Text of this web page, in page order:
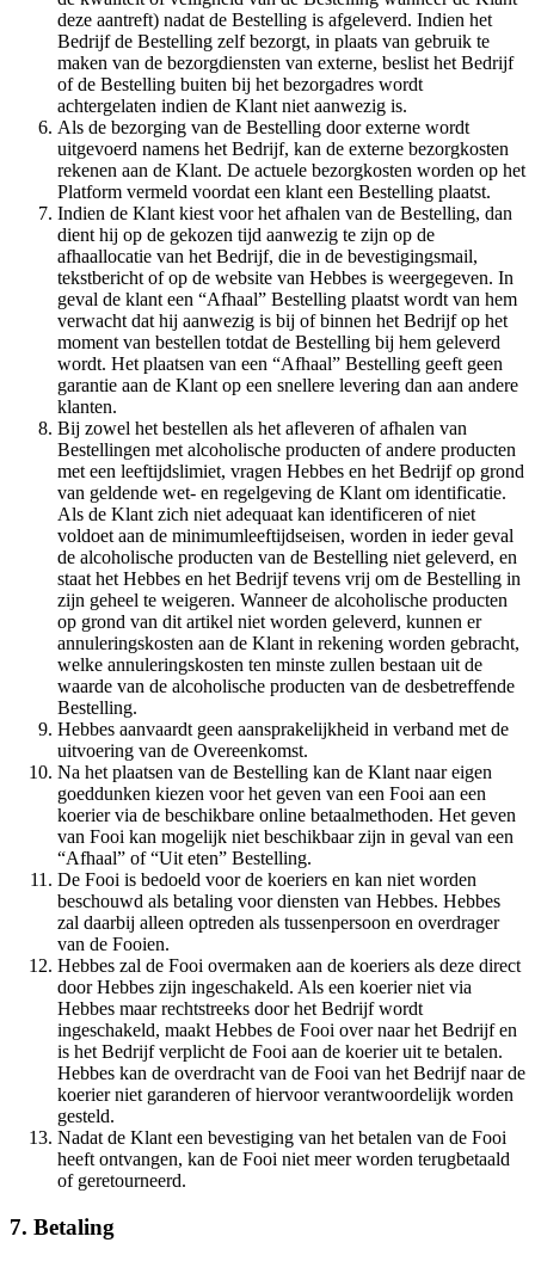
deze aantreft) nadat de Bestelling is afgeleverd. Indien het
Bedrijf de Bestelling zelf bezorgt, in plaats van gebruik te
maken van de bezorgdiensten van externe, beslist het Bedrijf
of de Bestelling buiten bij het bezorgadres wordt
achtergelaten indien de Klant niet aanwezig is. ​​​​‌ ‍ ​‍​‍‌‍ ‌ ​‍‌‍‍‌‌‍‌ ‌‍‍‌‌‍ ‍​‍​‍​ ‍‍​‍​‍‌ ​ ‌‍​‌‌‍ ‍‌‍‍‌‌ ‌​‌ ‍‌​‍ ‍‌‍‍‌‌‍ ​‍​‍​‍ ​​‍​‍‌‍‍​‌ ​‍‌‍‌‌‌‍‌‍​‍​‍​ ‍‍​‍​‍‌‍‍​‌ ‌​‌ ‌​‌ ​​​ ‍‍​‍ ​‍ ‌‍ ​‌‍ ‌‍​ ‌‍​‌‌‍ ​‌‍‍​‌‍ ‌ ​ ‌ ‌​​ ‍‍​ ​ ​ ​ ​ ​ ​ ​ ​‍ ‌‍‍‌‌‍ ‍‌ ‌​‌‍‌‌‌‍ ‍‌ ‌​​‍ ‌‍‌‌‌‍‌​‌‍‍‌‌ ‌​​‍ ‌‍ ‌‌‍ ‌‍‌​‌‍‌‌​ ‌‌ ​​‌ ​‍‌‍‌‌‌ ​ ‌‍‌‌‌‍ ‍‌ ‌​‌‍​‌‌ ‌​‌‍‍‌‌‍ ‌‍ ‍​ ‍ ‌‍‍‌‌‍‌​​ ‌‌‍‌​​ ​‍‌‍​‍​ ​​​ ​‍​ ‍​​ ​‌​ ‌​​‍ ‌‌‍‌​‌‍​‌​ ‍‌​ ​ ​‍ ‌​ ‌​​ ​‌‌‍‌‍​ ​‍​‍ ‌​ ‍‌‌‍‌‌​ ​‍​ ​‌​‍ ‌‌‍​‌‌‍‌‌‌‍‌‍​ ‌‌​ ​‍‌‍​‌‌‍​ ​ ​‌​ ​‌​ ​ ​ ​‍​ ​​​ ‍ ‌ ‌​‌ ‍‌‌ ​​‌‍‌‌​ ‌‌‍ ​‌‍‌‌‌‍‌ ‌‍​‌‌‍ ​‌‌​​‌‍​‌‌‍‌ ‌‍‌‌​ ‍ ‌ ​​‌‍​‌‌ ‌​‌‍‍​​ ‌‌‍​ ‌‍ ‌‍ ‍‌ ‌​‌‍‌‌‌‍ ‍‌ ‌​​‍‌‌​ ‌‌‌​​‍‌‌ ‌‍‍ ‌‍‌‌‌ ‍‌​‍‌‌​ ​ ‌​‌​​‍‌‌​ ​ ‌​‌​​‍‌‌​ ​‍​ ​‍​ ‌‍‌‍​‌​ ‌‌‌‍​‌​ ​‌​ ​ ​ ​​​ ​‍‌‍​ ‌‍‌‍‌‍​‌​ ​​​‍‌‌​ ​‍​ ​‍​‍‌‌​ ‌‌‌​‌​​‍ ‍‌‍​ ‌‍‍​‌‍‍‌‌‍ ​‌‍‌​‌ ​‍‌‍‌‌‌‍ ‍​‍‌‌​ ‌‌‌​​‍‌‌ ‌‍‍ ‌‍‌‌‌ ‍‌​‍‌‌​ ​ ‌​‌​​‍‌‌​ ​ ‌​‌​​‍‌‌​ ​‍​ ​‍‌‍​‍‌‍​‌​ ‌‍​ ​ ‌‍‌‌‌‍​ ​ ‌‌​ ‍​​ ‌‌​ ​​​ ‌‌‌‍​‍​‍‌‌​ ​‍​ ​‍​‍‌‌​ ‌‌‌​‌​​‍ ‍‌ ‌​‌‍‌‌‌ ‍​‌ ‌​​ ‌‍​‍‌‍​‌‌ ​ ‌‍‌‌‌‌‌‌‌ ​‍‌‍ ​​ ‌‌‍‍​‌ ‌​‌ ‌​‌ ​​​‍‌‌​ ​ ‌​​‌​‍‌‌​ ​‍‌​‌‍​‍‌‌​ ​‍‌​‌‍‌‍ ​‌‍ ‌‍​ ‌‍​‌‌‍ ​‌‍‍​‌‍ ‌ ​ ‌ ‌​​‍‌‌​ ​ ‌​​‌​ ​ ​ ​ ​ ​ ​ ​ ​‍‌‍‌‍‍‌‌‍‌​​ ‌‌‍‌​​ ​‍‌‍​‍​ ​​​ ​‍​ ‍​​ ​‌​ ‌​​‍ ‌‌‍‌​‌‍​‌​ ‍‌​ ​ ​‍ ‌​ ‌​​ ​‌‌‍‌‍​ ​‍​‍ ‌​ ‍‌‌‍‌‌​ ​‍​ ​‌​‍ ‌‌‍​‌‌‍‌‌‌‍‌‍​ ‌‌​ ​‍‌‍​‌‌‍​ ​ ​‌​ ​‌​ ​ ​ ​‍​ ​​​‍‌‍‌ ‌​‌ ‍‌‌ ​​‌‍‌‌​ ‌‌‍ ​‌‍‌‌‌‍‌ ‌‍​‌‌‍ ​‌‌​​‌‍​‌‌‍‌ ‌‍‌‌​‍‌‍‌ ​​‌‍​‌‌ ‌​‌‍‍​​ ‌‌‍​ ‌‍ ‌‍ ‍‌ ‌​‌‍‌‌‌‍ ‍‌ ‌​​‍‌‌​ ‌‌‌​​‍‌‌ ‌‍‍ ‌‍‌‌‌ ‍‌​‍‌‌​ ​ ‌​‌​​‍‌‌​ ​ ‌​‌​​‍‌‌​ ​‍​ ​‍​ ‌‍‌‍​‌​ ‌‌‌‍​‌​ ​‌​ ​ ​ ​​​ ​‍‌‍​ ‌‍‌‍‌‍​‌​ ​​​‍‌‌​ ​‍​ ​‍​‍‌‌​ ‌‌‌​‌​​‍ ‍‌‍​ ‌‍‍​‌‍‍‌‌‍ ​‌‍‌​‌ ​‍‌‍‌‌‌‍ ‍​‍‌‌​ ‌‌‌​​‍‌‌ ‌‍‍ ‌‍‌‌‌ ‍‌​‍‌‌​ ​ ‌​‌​​‍‌‌​ ​ ‌​‌​​‍‌‌​ ​‍​ ​‍‌‍​‍‌‍​‌​ ‌‍​ ​ ‌‍‌‌‌‍​ ​ ‌‌​ ‍​​ ‌‌​ ​​​ ‌‌‌‍​‍​‍‌‌​ ​‍​ ​‍​‍‌‌​ ‌‌‌​‌​​‍ ‍‌ ‌​‌‍‌‌‌ ‍​‌ ‌​​‍‌‍‌ ​​‌‍‌‌‌ ​‍‌ ​ ‌ ​​‌‍‌‌‌‍​ ‌ ‌​‌‍‍‌‌ ‌‍‌‍‌‌​ ‌‌ ​​‌ ‌‌‌‍​‍‌‍ ​‌‍‍‌‌ ​ ‌‍‍​‌‍‌‌‌‍‌​​‍​‍‌ ‌
Als de bezorging van de Bestelling door externe wordt
uitgevoerd namens het Bedrijf, kan de externe bezorgkosten
rekenen aan de Klant. De actuele bezorgkosten worden op het
Platform vermeld voordat een klant een Bestelling plaatst.​​​​‌ ‍ ​‍​‍‌‍ ‌ ​‍‌‍‍‌‌‍‌ ‌‍‍‌‌‍ ‍​‍​‍​ ‍‍​‍​‍‌ ​ ‌‍​‌‌‍ ‍‌‍‍‌‌ ‌​‌ ‍‌​‍ ‍‌‍‍‌‌‍ ​‍​‍​‍ ​​‍​‍‌‍‍​‌ ​‍‌‍‌‌‌‍‌‍​‍​‍​ ‍‍​‍​‍‌‍‍​‌ ‌​‌ ‌​‌ ​​​ ‍‍​‍ ​‍ ‌‍ ​‌‍ ‌‍​ ‌‍​‌‌‍ ​‌‍‍​‌‍ ‌ ​ ‌ ‌​​ ‍‍​ ​ ​ ​ ​ ​ ​ ​ ​‍ ‌‍‍‌‌‍ ‍‌ ‌​‌‍‌‌‌‍ ‍‌ ‌​​‍ ‌‍‌‌‌‍‌​‌‍‍‌‌ ‌​​‍ ‌‍ ‌‌‍ ‌‍‌​‌‍‌‌​ ‌‌ ​​‌ ​‍‌‍‌‌‌ ​ ‌‍‌‌‌‍ ‍‌ ‌​‌‍​‌‌ ‌​‌‍‍‌‌‍ ‌‍ ‍​ ‍ ‌‍‍‌‌‍‌​​ ‌‌‍‌​​ ​‍‌‍​‍​ ​​​ ​‍​ ‍​​ ​‌​ ‌​​‍ ‌‌‍‌​‌‍​‌​ ‍‌​ ​ ​‍ ‌​ ‌​​ ​‌‌‍‌‍​ ​‍​‍ ‌​ ‍‌‌‍‌‌​ ​‍​ ​‌​‍ ‌‌‍​‌‌‍‌‌‌‍‌‍​ ‌‌​ ​‍‌‍​‌‌‍​ ​ ​‌​ ​‌​ ​ ​ ​‍​ ​​​ ‍ ‌ ‌​‌ ‍‌‌ ​​‌‍‌‌​ ‌‌‍ ​‌‍‌‌‌‍‌ ‌‍​‌‌‍ ​‌‌​​‌‍​‌‌‍‌ ‌‍‌‌​ ‍ ‌ ​​‌‍​‌‌ ‌​‌‍‍​​ ‌‌‍​ ‌‍ ‌‍ ‍‌ ‌​‌‍‌‌‌‍ ‍‌ ‌​​‍‌‌​ ‌‌‌​​‍‌‌ ‌‍‍ ‌‍‌‌‌ ‍‌​‍‌‌​ ​ ‌​‌​​‍‌‌​ ​ ‌​‌​​‍‌‌​ ​‍​ ​‍​ ‌‍​ ‌​​ ‌‌​ ‌ ​ ‌‍​ ‍​​ ‌​‌‍‌‌​ ‍‌​ ‌‍​ ‌‌​ ​‌​‍‌‌​ ​‍​ ​‍​‍‌‌​ ‌‌‌​‌​​‍ ‍‌‍​ ‌‍‍​‌‍‍‌‌‍ ​‌‍‌​‌ ​‍‌‍‌‌‌‍ ‍​‍‌‌​ ‌‌‌​​‍‌‌ ‌‍‍ ‌‍‌‌‌ ‍‌​‍‌‌​ ​ ‌​‌​​‍‌‌​ ​ ‌​‌​​‍‌‌​ ​‍​ ​‍‌‍​‍‌‍​‌​ ‌‍​ ​ ‌‍‌‌‌‍​ ​ ‌‌​ ‍​​ ‌‌​ ​​​ ‌‌‌‍​‍​‍‌‌​ ​‍​ ​‍​‍‌‌​ ‌‌‌​‌​​‍ ‍‌ ‌​‌‍‌‌‌ ‍​‌ ‌​​ ‌‍​‍‌‍​‌‌ ​ ‌‍‌‌‌‌‌‌‌ ​‍‌‍ ​​ ‌‌‍‍​‌ ‌​‌ ‌​‌ ​​​‍‌‌​ ​ ‌​​‌​‍‌‌​ ​‍‌​‌‍​‍‌‌​ ​‍‌​‌‍‌‍ ​‌‍ ‌‍​ ‌‍​‌‌‍ ​‌‍‍​‌‍ ‌ ​ ‌ ‌​​‍‌‌​ ​ ‌​​‌​ ​ ​ ​ ​ ​ ​ ​ ​‍‌‍‌‍‍‌‌‍‌​​ ‌‌‍‌​​ ​‍‌‍​‍​ ​​​ ​‍​ ‍​​ ​‌​ ‌​​‍ ‌‌‍‌​‌‍​‌​ ‍‌​ ​ ​‍ ‌​ ‌​​ ​‌‌‍‌‍​ ​‍​‍ ‌​ ‍‌‌‍‌‌​ ​‍​ ​‌​‍ ‌‌‍​‌‌‍‌‌‌‍‌‍​ ‌‌​ ​‍‌‍​‌‌‍​ ​ ​‌​ ​‌​ ​ ​ ​‍​ ​​​‍‌‍‌ ‌​‌ ‍‌‌ ​​‌‍‌‌​ ‌‌‍ ​‌‍‌‌‌‍‌ ‌‍​‌‌‍ ​‌‌​​‌‍​‌‌‍‌ ‌‍‌‌​‍‌‍‌ ​​‌‍​‌‌ ‌​‌‍‍​​ ‌‌‍​ ‌‍ ‌‍ ‍‌ ‌​‌‍‌‌‌‍ ‍‌ ‌​​‍‌‌​ ‌‌‌​​‍‌‌ ‌‍‍ ‌‍‌‌‌ ‍‌​‍‌‌​ ​ ‌​‌​​‍‌‌​ ​ ‌​‌​​‍‌‌​ ​‍​ ​‍​ ‌‍​ ‌​​ ‌‌​ ‌ ​ ‌‍​ ‍​​ ‌​‌‍‌‌​ ‍‌​ ‌‍​ ‌‌​ ​‌​‍‌‌​ ​‍​ ​‍​‍‌‌​ ‌‌‌​‌​​‍ ‍‌‍​ ‌‍‍​‌‍‍‌‌‍ ​‌‍‌​‌ ​‍‌‍‌‌‌‍ ‍​‍‌‌​ ‌‌‌​​‍‌‌ ‌‍‍ ‌‍‌‌‌ ‍‌​‍‌‌​ ​ ‌​‌​​‍‌‌​ ​ ‌​‌​​‍‌‌​ ​‍​ ​‍‌‍​‍‌‍​‌​ ‌‍​ ​ ‌‍‌‌‌‍​ ​ ‌‌​ ‍​​ ‌‌​ ​​​ ‌‌‌‍​‍​‍‌‌​ ​‍​ ​‍​‍‌‌​ ‌‌‌​‌​​‍ ‍‌ ‌​‌‍‌‌‌ ‍​‌ ‌​​‍‌‍‌ ​​‌‍‌‌‌ ​‍‌ ​ ‌ ​​‌‍‌‌‌‍​ ‌ ‌​‌‍‍‌‌ ‌‍‌‍‌‌​ ‌‌ ​​‌ ‌‌‌‍​‍‌‍ ​‌‍‍‌‌ ​ ‌‍‍​‌‍‌‌‌‍‌​​‍​‍‌ ‌
Indien de Klant kiest voor het afhalen van de Bestelling, dan
dient hij op de gekozen tijd aanwezig te zijn op de
afhaallocatie van het Bedrijf, die in de bevestigingsmail,
tekstbericht of op de website van Hebbes is weergegeven. In
geval de klant een “Afhaal” Bestelling plaatst wordt van hem
verwacht dat hij aanwezig is bij of binnen het Bedrijf op het
moment van bestellen totdat de Bestelling bij hem geleverd
wordt. Het plaatsen van een “Afhaal” Bestelling geeft geen
garantie aan de Klant op een snellere levering dan aan andere
klanten. ​​​​‌ ‍ ​‍​‍‌‍ ‌ ​‍‌‍‍‌‌‍‌ ‌‍‍‌‌‍ ‍​‍​‍​ ‍‍​‍​‍‌ ​ ‌‍​‌‌‍ ‍‌‍‍‌‌ ‌​‌ ‍‌​‍ ‍‌‍‍‌‌‍ ​‍​‍​‍ ​​‍​‍‌‍‍​‌ ​‍‌‍‌‌‌‍‌‍​‍​‍​ ‍‍​‍​‍‌‍‍​‌ ‌​‌ ‌​‌ ​​​ ‍‍​‍ ​‍ ‌‍ ​‌‍ ‌‍​ ‌‍​‌‌‍ ​‌‍‍​‌‍ ‌ ​ ‌ ‌​​ ‍‍​ ​ ​ ​ ​ ​ ​ ​ ​‍ ‌‍‍‌‌‍ ‍‌ ‌​‌‍‌‌‌‍ ‍‌ ‌​​‍ ‌‍‌‌‌‍‌​‌‍‍‌‌ ‌​​‍ ‌‍ ‌‌‍ ‌‍‌​‌‍‌‌​ ‌‌ ​​‌ ​‍‌‍‌‌‌ ​ ‌‍‌‌‌‍ ‍‌ ‌​‌‍​‌‌ ‌​‌‍‍‌‌‍ ‌‍ ‍​ ‍ ‌‍‍‌‌‍‌​​ ‌‌‍‌​​ ​‍‌‍​‍​ ​​​ ​‍​ ‍​​ ​‌​ ‌​​‍ ‌‌‍‌​‌‍​‌​ ‍‌​ ​ ​‍ ‌​ ‌​​ ​‌‌‍‌‍​ ​‍​‍ ‌​ ‍‌‌‍‌‌​ ​‍​ ​‌​‍ ‌‌‍​‌‌‍‌‌‌‍‌‍​ ‌‌​ ​‍‌‍​‌‌‍​ ​ ​‌​ ​‌​ ​ ​ ​‍​ ​​​ ‍ ‌ ‌​‌ ‍‌‌ ​​‌‍‌‌​ ‌‌‍ ​‌‍‌‌‌‍‌ ‌‍​‌‌‍ ​‌‌​​‌‍​‌‌‍‌ ‌‍‌‌​ ‍ ‌ ​​‌‍​‌‌ ‌​‌‍‍​​ ‌‌‍​ ‌‍ ‌‍ ‍‌ ‌​‌‍‌‌‌‍ ‍‌ ‌​​‍‌‌​ ‌‌‌​​‍‌‌ ‌‍‍ ‌‍‌‌‌ ‍‌​‍‌‌​ ​ ‌​‌​​‍‌‌​ ​ ‌​‌​​‍‌‌​ ​‍​ ​‍‌‍‌‍​ ‌​​ ​‍‌‍‌‌‌‍‌‍​ ​ ​ ​‍‌‍‌‍‌‍‌‌​ ​‍‌‍‌‌​ ​ ​‍‌‌​ ​‍​ ​‍​‍‌‌​ ‌‌‌​‌​​‍ ‍‌‍​ ‌‍‍​‌‍‍‌‌‍ ​‌‍‌​‌ ​‍‌‍‌‌‌‍ ‍​‍‌‌​ ‌‌‌​​‍‌‌ ‌‍‍ ‌‍‌‌‌ ‍‌​‍‌‌​ ​ ‌​‌​​‍‌‌​ ​ ‌​‌​​‍‌‌​ ​‍​ ​‍‌‍​‍‌‍​‌​ ‌‍​ ​ ‌‍‌‌‌‍​ ​ ‌‌​ ‍​​ ‌‌​ ​​​ ‌‌‌‍​‍​‍‌‌​ ​‍​ ​‍​‍‌‌​ ‌‌‌​‌​​‍ ‍‌ ‌​‌‍‌‌‌ ‍​‌ ‌​​ ‌‍​‍‌‍​‌‌ ​ ‌‍‌‌‌‌‌‌‌ ​‍‌‍ ​​ ‌‌‍‍​‌ ‌​‌ ‌​‌ ​​​‍‌‌​ ​ ‌​​‌​‍‌‌​ ​‍‌​‌‍​‍‌‌​ ​‍‌​‌‍‌‍ ​‌‍ ‌‍​ ‌‍​‌‌‍ ​‌‍‍​‌‍ ‌ ​ ‌ ‌​​‍‌‌​ ​ ‌​​‌​ ​ ​ ​ ​ ​ ​ ​ ​‍‌‍‌‍‍‌‌‍‌​​ ‌‌‍‌​​ ​‍‌‍​‍​ ​​​ ​‍​ ‍​​ ​‌​ ‌​​‍ ‌‌‍‌​‌‍​‌​ ‍‌​ ​ ​‍ ‌​ ‌​​ ​‌‌‍‌‍​ ​‍​‍ ‌​ ‍‌‌‍‌‌​ ​‍​ ​‌​‍ ‌‌‍​‌‌‍‌‌‌‍‌‍​ ‌‌​ ​‍‌‍​‌‌‍​ ​ ​‌​ ​‌​ ​ ​ ​‍​ ​​​‍‌‍‌ ‌​‌ ‍‌‌ ​​‌‍‌‌​ ‌‌‍ ​‌‍‌‌‌‍‌ ‌‍​‌‌‍ ​‌‌​​‌‍​‌‌‍‌ ‌‍‌‌​‍‌‍‌ ​​‌‍​‌‌ ‌​‌‍‍​​ ‌‌‍​ ‌‍ ‌‍ ‍‌ ‌​‌‍‌‌‌‍ ‍‌ ‌​​‍‌‌​ ‌‌‌​​‍‌‌ ‌‍‍ ‌‍‌‌‌ ‍‌​‍‌‌​ ​ ‌​‌​​‍‌‌​ ​ ‌​‌​​‍‌‌​ ​‍​ ​‍‌‍‌‍​ ‌​​ ​‍‌‍‌‌‌‍‌‍​ ​ ​ ​‍‌‍‌‍‌‍‌‌​ ​‍‌‍‌‌​ ​ ​‍‌‌​ ​‍​ ​‍​‍‌‌​ ‌‌‌​‌​​‍ ‍‌‍​ ‌‍‍​‌‍‍‌‌‍ ​‌‍‌​‌ ​‍‌‍‌‌‌‍ ‍​‍‌‌​ ‌‌‌​​‍‌‌ ‌‍‍ ‌‍‌‌‌ ‍‌​‍‌‌​ ​ ‌​‌​​‍‌‌​ ​ ‌​‌​​‍‌‌​ ​‍​ ​‍‌‍​‍‌‍​‌​ ‌‍​ ​ ‌‍‌‌‌‍​ ​ ‌‌​ ‍​​ ‌‌​ ​​​ ‌‌‌‍​‍​‍‌‌​ ​‍​ ​‍​‍‌‌​ ‌‌‌​‌​​‍ ‍‌ ‌​‌‍‌‌‌ ‍​‌ ‌​​‍‌‍‌ ​​‌‍‌‌‌ ​‍‌ ​ ‌ ​​‌‍‌‌‌‍​ ‌ ‌​‌‍‍‌‌ ‌‍‌‍‌‌​ ‌‌ ​​‌ ‌‌‌‍​‍‌‍ ​‌‍‍‌‌ ​ ‌‍‍​‌‍‌‌‌‍‌​​‍​‍‌ ‌
Bij zowel het bestellen als het afleveren of afhalen van
Bestellingen met alcoholische producten of andere producten
met een leeftijdslimiet, vragen Hebbes en het Bedrijf op grond
van geldende wet- en regelgeving de Klant om identificatie.
Als de Klant zich niet adequaat kan identificeren of niet
voldoet aan de minimumleeftijdseisen, worden in ieder geval
de alcoholische producten van de Bestelling niet geleverd, en
staat het Hebbes en het Bedrijf tevens vrij om de Bestelling in
zijn geheel te weigeren. Wanneer de alcoholische producten
op grond van dit artikel niet worden geleverd, kunnen er
annuleringskosten aan de Klant in rekening worden gebracht,
welke annuleringskosten ten minste zullen bestaan uit de
waarde van de alcoholische producten van de desbetreffende
Bestelling. ​​​​‌ ‍ ​‍​‍‌‍ ‌ ​‍‌‍‍‌‌‍‌ ‌‍‍‌‌‍ ‍​‍​‍​ ‍‍​‍​‍‌ ​ ‌‍​‌‌‍ ‍‌‍‍‌‌ ‌​‌ ‍‌​‍ ‍‌‍‍‌‌‍ ​‍​‍​‍ ​​‍​‍‌‍‍​‌ ​‍‌‍‌‌‌‍‌‍​‍​‍​ ‍‍​‍​‍‌‍‍​‌ ‌​‌ ‌​‌ ​​​ ‍‍​‍ ​‍ ‌‍ ​‌‍ ‌‍​ ‌‍​‌‌‍ ​‌‍‍​‌‍ ‌ ​ ‌ ‌​​ ‍‍​ ​ ​ ​ ​ ​ ​ ​ ​‍ ‌‍‍‌‌‍ ‍‌ ‌​‌‍‌‌‌‍ ‍‌ ‌​​‍ ‌‍‌‌‌‍‌​‌‍‍‌‌ ‌​​‍ ‌‍ ‌‌‍ ‌‍‌​‌‍‌‌​ ‌‌ ​​‌ ​‍‌‍‌‌‌ ​ ‌‍‌‌‌‍ ‍‌ ‌​‌‍​‌‌ ‌​‌‍‍‌‌‍ ‌‍ ‍​ ‍ ‌‍‍‌‌‍‌​​ ‌‌‍‌​​ ​‍‌‍​‍​ ​​​ ​‍​ ‍​​ ​‌​ ‌​​‍ ‌‌‍‌​‌‍​‌​ ‍‌​ ​ ​‍ ‌​ ‌​​ ​‌‌‍‌‍​ ​‍​‍ ‌​ ‍‌‌‍‌‌​ ​‍​ ​‌​‍ ‌‌‍​‌‌‍‌‌‌‍‌‍​ ‌‌​ ​‍‌‍​‌‌‍​ ​ ​‌​ ​‌​ ​ ​ ​‍​ ​​​ ‍ ‌ ‌​‌ ‍‌‌ ​​‌‍‌‌​ ‌‌‍ ​‌‍‌‌‌‍‌ ‌‍​‌‌‍ ​‌‌​​‌‍​‌‌‍‌ ‌‍‌‌​ ‍ ‌ ​​‌‍​‌‌ ‌​‌‍‍​​ ‌‌‍​ ‌‍ ‌‍ ‍‌ ‌​‌‍‌‌‌‍ ‍‌ ‌​​‍‌‌​ ‌‌‌​​‍‌‌ ‌‍‍ ‌‍‌‌‌ ‍‌​‍‌‌​ ​ ‌​‌​​‍‌‌​ ​ ‌​‌​​‍‌‌​ ​‍​ ​‍‌‍‌​​ ‌ ​ ​‌​ ‌‍‌‍‌‌​ ‌​‌‍​‍​ ​‍​ ​​​ ‌ ​ ​​​ ‌ ​‍‌‌​ ​‍​ ​‍​‍‌‌​ ‌‌‌​‌​​‍ ‍‌‍​ ‌‍‍​‌‍‍‌‌‍ ​‌‍‌​‌ ​‍‌‍‌‌‌‍ ‍​‍‌‌​ ‌‌‌​​‍‌‌ ‌‍‍ ‌‍‌‌‌ ‍‌​‍‌‌​ ​ ‌​‌​​‍‌‌​ ​ ‌​‌​​‍‌‌​ ​‍​ ​‍‌‍​‍‌‍​‌​ ‌‍​ ​ ‌‍‌‌‌‍​ ​ ‌‌​ ‍​​ ‌‌​ ​​​ ‌‌‌‍​‍​‍‌‌​ ​‍​ ​‍​‍‌‌​ ‌‌‌​‌​​‍ ‍‌ ‌​‌‍‌‌‌ ‍​‌ ‌​​ ‌‍​‍‌‍​‌‌ ​ ‌‍‌‌‌‌‌‌‌ ​‍‌‍ ​​ ‌‌‍‍​‌ ‌​‌ ‌​‌ ​​​‍‌‌​ ​ ‌​​‌​‍‌‌​ ​‍‌​‌‍​‍‌‌​ ​‍‌​‌‍‌‍ ​‌‍ ‌‍​ ‌‍​‌‌‍ ​‌‍‍​‌‍ ‌ ​ ‌ ‌​​‍‌‌​ ​ ‌​​‌​ ​ ​ ​ ​ ​ ​ ​ ​‍‌‍‌‍‍‌‌‍‌​​ ‌‌‍‌​​ ​‍‌‍​‍​ ​​​ ​‍​ ‍​​ ​‌​ ‌​​‍ ‌‌‍‌​‌‍​‌​ ‍‌​ ​ ​‍ ‌​ ‌​​ ​‌‌‍‌‍​ ​‍​‍ ‌​ ‍‌‌‍‌‌​ ​‍​ ​‌​‍ ‌‌‍​‌‌‍‌‌‌‍‌‍​ ‌‌​ ​‍‌‍​‌‌‍​ ​ ​‌​ ​‌​ ​ ​ ​‍​ ​​​‍‌‍‌ ‌​‌ ‍‌‌ ​​‌‍‌‌​ ‌‌‍ ​‌‍‌‌‌‍‌ ‌‍​‌‌‍ ​‌‌​​‌‍​‌‌‍‌ ‌‍‌‌​‍‌‍‌ ​​‌‍​‌‌ ‌​‌‍‍​​ ‌‌‍​ ‌‍ ‌‍ ‍‌ ‌​‌‍‌‌‌‍ ‍‌ ‌​​‍‌‌​ ‌‌‌​​‍‌‌ ‌‍‍ ‌‍‌‌‌ ‍‌​‍‌‌​ ​ ‌​‌​​‍‌‌​ ​ ‌​‌​​‍‌‌​ ​‍​ ​‍‌‍‌​​ ‌ ​ ​‌​ ‌‍‌‍‌‌​ ‌​‌‍​‍​ ​‍​ ​​​ ‌ ​ ​​​ ‌ ​‍‌‌​ ​‍​ ​‍​‍‌‌​ ‌‌‌​‌​​‍ ‍‌‍​ ‌‍‍​‌‍‍‌‌‍ ​‌‍‌​‌ ​‍‌‍‌‌‌‍ ‍​‍‌‌​ ‌‌‌​​‍‌‌ ‌‍‍ ‌‍‌‌‌ ‍‌​‍‌‌​ ​ ‌​‌​​‍‌‌​ ​ ‌​‌​​‍‌‌​ ​‍​ ​‍‌‍​‍‌‍​‌​ ‌‍​ ​ ‌‍‌‌‌‍​ ​ ‌‌​ ‍​​ ‌‌​ ​​​ ‌‌‌‍​‍​‍‌‌​ ​‍​ ​‍​‍‌‌​ ‌‌‌​‌​​‍ ‍‌ ‌​‌‍‌‌‌ ‍​‌ ‌​​‍‌‍‌ ​​‌‍‌‌‌ ​‍‌ ​ ‌ ​​‌‍‌‌‌‍​ ‌ ‌​‌‍‍‌‌ ‌‍‌‍‌‌​ ‌‌ ​​‌ ‌‌‌‍​‍‌‍ ​‌‍‍‌‌ ​ ‌‍‍​‌‍‌‌‌‍‌​​‍​‍‌ ‌
Hebbes aanvaardt geen aansprakelijkheid in verband met de
uitvoering van de Overeenkomst. ​​​​‌ ‍ ​‍​‍‌‍ ‌ ​‍‌‍‍‌‌‍‌ ‌‍‍‌‌‍ ‍​‍​‍​ ‍‍​‍​‍‌ ​ ‌‍​‌‌‍ ‍‌‍‍‌‌ ‌​‌ ‍‌​‍ ‍‌‍‍‌‌‍ ​‍​‍​‍ ​​‍​‍‌‍‍​‌ ​‍‌‍‌‌‌‍‌‍​‍​‍​ ‍‍​‍​‍‌‍‍​‌ ‌​‌ ‌​‌ ​​​ ‍‍​‍ ​‍ ‌‍ ​‌‍ ‌‍​ ‌‍​‌‌‍ ​‌‍‍​‌‍ ‌ ​ ‌ ‌​​ ‍‍​ ​ ​ ​ ​ ​ ​ ​ ​‍ ‌‍‍‌‌‍ ‍‌ ‌​‌‍‌‌‌‍ ‍‌ ‌​​‍ ‌‍‌‌‌‍‌​‌‍‍‌‌ ‌​​‍ ‌‍ ‌‌‍ ‌‍‌​‌‍‌‌​ ‌‌ ​​‌ ​‍‌‍‌‌‌ ​ ‌‍‌‌‌‍ ‍‌ ‌​‌‍​‌‌ ‌​‌‍‍‌‌‍ ‌‍ ‍​ ‍ ‌‍‍‌‌‍‌​​ ‌‌‍‌​​ ​‍‌‍​‍​ ​​​ ​‍​ ‍​​ ​‌​ ‌​​‍ ‌‌‍‌​‌‍​‌​ ‍‌​ ​ ​‍ ‌​ ‌​​ ​‌‌‍‌‍​ ​‍​‍ ‌​ ‍‌‌‍‌‌​ ​‍​ ​‌​‍ ‌‌‍​‌‌‍‌‌‌‍‌‍​ ‌‌​ ​‍‌‍​‌‌‍​ ​ ​‌​ ​‌​ ​ ​ ​‍​ ​​​ ‍ ‌ ‌​‌ ‍‌‌ ​​‌‍‌‌​ ‌‌‍ ​‌‍‌‌‌‍‌ ‌‍​‌‌‍ ​‌‌​​‌‍​‌‌‍‌ ‌‍‌‌​ ‍ ‌ ​​‌‍​‌‌ ‌​‌‍‍​​ ‌‌‍​ ‌‍ ‌‍ ‍‌ ‌​‌‍‌‌‌‍ ‍‌ ‌​​‍‌‌​ ‌‌‌​​‍‌‌ ‌‍‍ ‌‍‌‌‌ ‍‌​‍‌‌​ ​ ‌​‌​​‍‌‌​ ​ ‌​‌​​‍‌‌​ ​‍​ ​‍​ ‌‌‌‍‌​​ ‌ ​ ‌‌‌‍​ ​ ‍‌​ ‌ ‌‍​‌​ ‍​​ ​ ​ ​‍​ ​​​‍‌‌​ ​‍​ ​‍​‍‌‌​ ‌‌‌​‌​​‍ ‍‌‍​ ‌‍‍​‌‍‍‌‌‍ ​‌‍‌​‌ ​‍‌‍‌‌‌‍ ‍​‍‌‌​ ‌‌‌​​‍‌‌ ‌‍‍ ‌‍‌‌‌ ‍‌​‍‌‌​ ​ ‌​‌​​‍‌‌​ ​ ‌​‌​​‍‌‌​ ​‍​ ​‍‌‍​‍‌‍​‌​ ‌‍​ ​ ‌‍‌‌‌‍​ ​ ‌‌​ ‍​​ ‌‌​ ​​​ ‌‌‌‍​‍​‍‌‌​ ​‍​ ​‍​‍‌‌​ ‌‌‌​‌​​‍ ‍‌ ‌​‌‍‌‌‌ ‍​‌ ‌​​ ‌‍​‍‌‍​‌‌ ​ ‌‍‌‌‌‌‌‌‌ ​‍‌‍ ​​ ‌‌‍‍​‌ ‌​‌ ‌​‌ ​​​‍‌‌​ ​ ‌​​‌​‍‌‌​ ​‍‌​‌‍​‍‌‌​ ​‍‌​‌‍‌‍ ​‌‍ ‌‍​ ‌‍​‌‌‍ ​‌‍‍​‌‍ ‌ ​ ‌ ‌​​‍‌‌​ ​ ‌​​‌​ ​ ​ ​ ​ ​ ​ ​ ​‍‌‍‌‍‍‌‌‍‌​​ ‌‌‍‌​​ ​‍‌‍​‍​ ​​​ ​‍​ ‍​​ ​‌​ ‌​​‍ ‌‌‍‌​‌‍​‌​ ‍‌​ ​ ​‍ ‌​ ‌​​ ​‌‌‍‌‍​ ​‍​‍ ‌​ ‍‌‌‍‌‌​ ​‍​ ​‌​‍ ‌‌‍​‌‌‍‌‌‌‍‌‍​ ‌‌​ ​‍‌‍​‌‌‍​ ​ ​‌​ ​‌​ ​ ​ ​‍​ ​​​‍‌‍‌ ‌​‌ ‍‌‌ ​​‌‍‌‌​ ‌‌‍ ​‌‍‌‌‌‍‌ ‌‍​‌‌‍ ​‌‌​​‌‍​‌‌‍‌ ‌‍‌‌​‍‌‍‌ ​​‌‍​‌‌ ‌​‌‍‍​​ ‌‌‍​ ‌‍ ‌‍ ‍‌ ‌​‌‍‌‌‌‍ ‍‌ ‌​​‍‌‌​ ‌‌‌​​‍‌‌ ‌‍‍ ‌‍‌‌‌ ‍‌​‍‌‌​ ​ ‌​‌​​‍‌‌​ ​ ‌​‌​​‍‌‌​ ​‍​ ​‍​ ‌‌‌‍‌​​ ‌ ​ ‌‌‌‍​ ​ ‍‌​ ‌ ‌‍​‌​ ‍​​ ​ ​ ​‍​ ​​​‍‌‌​ ​‍​ ​‍​‍‌‌​ ‌‌‌​‌​​‍ ‍‌‍​ ‌‍‍​‌‍‍‌‌‍ ​‌‍‌​‌ ​‍‌‍‌‌‌‍ ‍​‍‌‌​ ‌‌‌​​‍‌‌ ‌‍‍ ‌‍‌‌‌ ‍‌​‍‌‌​ ​ ‌​‌​​‍‌‌​ ​ ‌​‌​​‍‌‌​ ​‍​ ​‍‌‍​‍‌‍​‌​ ‌‍​ ​ ‌‍‌‌‌‍​ ​ ‌‌​ ‍​​ ‌‌​ ​​​ ‌‌‌‍​‍​‍‌‌​ ​‍​ ​‍​‍‌‌​ ‌‌‌​‌​​‍ ‍‌ ‌​‌‍‌‌‌ ‍​‌ ‌​​‍‌‍‌ ​​‌‍‌‌‌ ​‍‌ ​ ‌ ​​‌‍‌‌‌‍​ ‌ ‌​‌‍‍‌‌ ‌‍‌‍‌‌​ ‌‌ ​​‌ ‌‌‌‍​‍‌‍ ​‌‍‍‌‌ ​ ‌‍‍​‌‍‌‌‌‍‌​​‍​‍‌ ‌
Na het plaatsen van de Bestelling kan de Klant naar eigen
goeddunken kiezen voor het geven van een Fooi aan een
koerier via de beschikbare online betaalmethoden. Het geven
van Fooi kan mogelijk niet beschikbaar zijn in geval van een
“Afhaal” of “Uit eten” Bestelling.​​​​‌ ‍ ​‍​‍‌‍ ‌ ​‍‌‍‍‌‌‍‌ ‌‍‍‌‌‍ ‍​‍​‍​ ‍‍​‍​‍‌ ​ ‌‍​‌‌‍ ‍‌‍‍‌‌ ‌​‌ ‍‌​‍ ‍‌‍‍‌‌‍ ​‍​‍​‍ ​​‍​‍‌‍‍​‌ ​‍‌‍‌‌‌‍‌‍​‍​‍​ ‍‍​‍​‍‌‍‍​‌ ‌​‌ ‌​‌ ​​​ ‍‍​‍ ​‍ ‌‍ ​‌‍ ‌‍​ ‌‍​‌‌‍ ​‌‍‍​‌‍ ‌ ​ ‌ ‌​​ ‍‍​ ​ ​ ​ ​ ​ ​ ​ ​‍ ‌‍‍‌‌‍ ‍‌ ‌​‌‍‌‌‌‍ ‍‌ ‌​​‍ ‌‍‌‌‌‍‌​‌‍‍‌‌ ‌​​‍ ‌‍ ‌‌‍ ‌‍‌​‌‍‌‌​ ‌‌ ​​‌ ​‍‌‍‌‌‌ ​ ‌‍‌‌‌‍ ‍‌ ‌​‌‍​‌‌ ‌​‌‍‍‌‌‍ ‌‍ ‍​ ‍ ‌‍‍‌‌‍‌​​ ‌‌‍‌​​ ​‍‌‍​‍​ ​​​ ​‍​ ‍​​ ​‌​ ‌​​‍ ‌‌‍‌​‌‍​‌​ ‍‌​ ​ ​‍ ‌​ ‌​​ ​‌‌‍‌‍​ ​‍​‍ ‌​ ‍‌‌‍‌‌​ ​‍​ ​‌​‍ ‌‌‍​‌‌‍‌‌‌‍‌‍​ ‌‌​ ​‍‌‍​‌‌‍​ ​ ​‌​ ​‌​ ​ ​ ​‍​ ​​​ ‍ ‌ ‌​‌ ‍‌‌ ​​‌‍‌‌​ ‌‌‍ ​‌‍‌‌‌‍‌ ‌‍​‌‌‍ ​‌‌​​‌‍​‌‌‍‌ ‌‍‌‌​ ‍ ‌ ​​‌‍​‌‌ ‌​‌‍‍​​ ‌‌‍​ ‌‍ ‌‍ ‍‌ ‌​‌‍‌‌‌‍ ‍‌ ‌​​‍‌‌​ ‌‌‌​​‍‌‌ ‌‍‍ ‌‍‌‌‌ ‍‌​‍‌‌​ ​ ‌​‌​​‍‌‌​ ​ ‌​‌​​‍‌‌​ ​‍​ ​‍​ ‍‌​ ​ ‌‍‌‌​ ‌ ​ ‌​​ ​‍​ ​​​ ‌ ​ ​ ​ ‌‍‌‍​‌‌‍​‍​‍‌‌​ ​‍​ ​‍​‍‌‌​ ‌‌‌​‌​​‍ ‍‌‍​ ‌‍‍​‌‍‍‌‌‍ ​‌‍‌​‌ ​‍‌‍‌‌‌‍ ‍​‍‌‌​ ‌‌‌​​‍‌‌ ‌‍‍ ‌‍‌‌‌ ‍‌​‍‌‌​ ​ ‌​‌​​‍‌‌​ ​ ‌​‌​​‍‌‌​ ​‍​ ​‍‌‍​‍‌‍​‌​ ‌‍​ ​ ‌‍‌‌‌‍​ ​ ‌‌​ ‍​​ ‌‌​ ​​​ ‌‌‌‍​‍​‍‌‌​ ​‍​ ​‍​‍‌‌​ ‌‌‌​‌​​‍ ‍‌ ‌​‌‍‌‌‌ ‍​‌ ‌​​ ‌‍​‍‌‍​‌‌ ​ ‌‍‌‌‌‌‌‌‌ ​‍‌‍ ​​ ‌‌‍‍​‌ ‌​‌ ‌​‌ ​​​‍‌‌​ ​ ‌​​‌​‍‌‌​ ​‍‌​‌‍​‍‌‌​ ​‍‌​‌‍‌‍ ​‌‍ ‌‍​ ‌‍​‌‌‍ ​‌‍‍​‌‍ ‌ ​ ‌ ‌​​‍‌‌​ ​ ‌​​‌​ ​ ​ ​ ​ ​ ​ ​ ​‍‌‍‌‍‍‌‌‍‌​​ ‌‌‍‌​​ ​‍‌‍​‍​ ​​​ ​‍​ ‍​​ ​‌​ ‌​​‍ ‌‌‍‌​‌‍​‌​ ‍‌​ ​ ​‍ ‌​ ‌​​ ​‌‌‍‌‍​ ​‍​‍ ‌​ ‍‌‌‍‌‌​ ​‍​ ​‌​‍ ‌‌‍​‌‌‍‌‌‌‍‌‍​ ‌‌​ ​‍‌‍​‌‌‍​ ​ ​‌​ ​‌​ ​ ​ ​‍​ ​​​‍‌‍‌ ‌​‌ ‍‌‌ ​​‌‍‌‌​ ‌‌‍ ​‌‍‌‌‌‍‌ ‌‍​‌‌‍ ​‌‌​​‌‍​‌‌‍‌ ‌‍‌‌​‍‌‍‌ ​​‌‍​‌‌ ‌​‌‍‍​​ ‌‌‍​ ‌‍ ‌‍ ‍‌ ‌​‌‍‌‌‌‍ ‍‌ ‌​​‍‌‌​ ‌‌‌​​‍‌‌ ‌‍‍ ‌‍‌‌‌ ‍‌​‍‌‌​ ​ ‌​‌​​‍‌‌​ ​ ‌​‌​​‍‌‌​ ​‍​ ​‍​ ‍‌​ ​ ‌‍‌‌​ ‌ ​ ‌​​ ​‍​ ​​​ ‌ ​ ​ ​ ‌‍‌‍​‌‌‍​‍​‍‌‌​ ​‍​ ​‍​‍‌‌​ ‌‌‌​‌​​‍ ‍‌‍​ ‌‍‍​‌‍‍‌‌‍ ​‌‍‌​‌ ​‍‌‍‌‌‌‍ ‍​‍‌‌​ ‌‌‌​​‍‌‌ ‌‍‍ ‌‍‌‌‌ ‍‌​‍‌‌​ ​ ‌​‌​​‍‌‌​ ​ ‌​‌​​‍‌‌​ ​‍​ ​‍‌‍​‍‌‍​‌​ ‌‍​ ​ ‌‍‌‌‌‍​ ​ ‌‌​ ‍​​ ‌‌​ ​​​ ‌‌‌‍​‍​‍‌‌​ ​‍​ ​‍​‍‌‌​ ‌‌‌​‌​​‍ ‍‌ ‌​‌‍‌‌‌ ‍​‌ ‌​​‍‌‍‌ ​​‌‍‌‌‌ ​‍‌ ​ ‌ ​​‌‍‌‌‌‍​ ‌ ‌​‌‍‍‌‌ ‌‍‌‍‌‌​ ‌‌ ​​‌ ‌‌‌‍​‍‌‍ ​‌‍‍‌‌ ​ ‌‍‍​‌‍‌‌‌‍‌​​‍​‍‌ ‌
De Fooi is bedoeld voor de koeriers en kan niet worden
beschouwd als betaling voor diensten van Hebbes. Hebbes
zal daarbij alleen optreden als tussenpersoon en overdrager
van de Fooien.​​​​‌ ‍ ​‍​‍‌‍ ‌ ​‍‌‍‍‌‌‍‌ ‌‍‍‌‌‍ ‍​‍​‍​ ‍‍​‍​‍‌ ​ ‌‍​‌‌‍ ‍‌‍‍‌‌ ‌​‌ ‍‌​‍ ‍‌‍‍‌‌‍ ​‍​‍​‍ ​​‍​‍‌‍‍​‌ ​‍‌‍‌‌‌‍‌‍​‍​‍​ ‍‍​‍​‍‌‍‍​‌ ‌​‌ ‌​‌ ​​​ ‍‍​‍ ​‍ ‌‍ ​‌‍ ‌‍​ ‌‍​‌‌‍ ​‌‍‍​‌‍ ‌ ​ ‌ ‌​​ ‍‍​ ​ ​ ​ ​ ​ ​ ​ ​‍ ‌‍‍‌‌‍ ‍‌ ‌​‌‍‌‌‌‍ ‍‌ ‌​​‍ ‌‍‌‌‌‍‌​‌‍‍‌‌ ‌​​‍ ‌‍ ‌‌‍ ‌‍‌​‌‍‌‌​ ‌‌ ​​‌ ​‍‌‍‌‌‌ ​ ‌‍‌‌‌‍ ‍‌ ‌​‌‍​‌‌ ‌​‌‍‍‌‌‍ ‌‍ ‍​ ‍ ‌‍‍‌‌‍‌​​ ‌‌‍‌​​ ​‍‌‍​‍​ ​​​ ​‍​ ‍​​ ​‌​ ‌​​‍ ‌‌‍‌​‌‍​‌​ ‍‌​ ​ ​‍ ‌​ ‌​​ ​‌‌‍‌‍​ ​‍​‍ ‌​ ‍‌‌‍‌‌​ ​‍​ ​‌​‍ ‌‌‍​‌‌‍‌‌‌‍‌‍​ ‌‌​ ​‍‌‍​‌‌‍​ ​ ​‌​ ​‌​ ​ ​ ​‍​ ​​​ ‍ ‌ ‌​‌ ‍‌‌ ​​‌‍‌‌​ ‌‌‍ ​‌‍‌‌‌‍‌ ‌‍​‌‌‍ ​‌‌​​‌‍​‌‌‍‌ ‌‍‌‌​ ‍ ‌ ​​‌‍​‌‌ ‌​‌‍‍​​ ‌‌‍​ ‌‍ ‌‍ ‍‌ ‌​‌‍‌‌‌‍ ‍‌ ‌​​‍‌‌​ ‌‌‌​​‍‌‌ ‌‍‍ ‌‍‌‌‌ ‍‌​‍‌‌​ ​ ‌​‌​​‍‌‌​ ​ ‌​‌​​‍‌‌​ ​‍​ ​‍​ ‌​​ ‌‌‌‍​‌​ ‌‍‌‍‌‍​ ‍​​ ‌‍‌‍‌‌​ ​‍​ ​​‌‍​‌​ ‌​​‍‌‌​ ​‍​ ​‍​‍‌‌​ ‌‌‌​‌​​‍ ‍‌‍​ ‌‍‍​‌‍‍‌‌‍ ​‌‍‌​‌ ​‍‌‍‌‌‌‍ ‍​‍‌‌​ ‌‌‌​​‍‌‌ ‌‍‍ ‌‍‌‌‌ ‍‌​‍‌‌​ ​ ‌​‌​​‍‌‌​ ​ ‌​‌​​‍‌‌​ ​‍​ ​‍​ ​​‌‍‌​​ ‌‍​ ‌ ​ ‌‌​ ‌ ​ ‌ ‌‍​ ‌‍‌‍‌‍‌‍‌‍‌​​ ​​​‍‌‌​ ​‍​ ​‍​‍‌‌​ ‌‌‌​‌​​‍ ‍‌ ‌​‌‍‌‌‌ ‍​‌ ‌​​ ‌‍​‍‌‍​‌‌ ​ ‌‍‌‌‌‌‌‌‌ ​‍‌‍ ​​ ‌‌‍‍​‌ ‌​‌ ‌​‌ ​​​‍‌‌​ ​ ‌​​‌​‍‌‌​ ​‍‌​‌‍​‍‌‌​ ​‍‌​‌‍‌‍ ​‌‍ ‌‍​ ‌‍​‌‌‍ ​‌‍‍​‌‍ ‌ ​ ‌ ‌​​‍‌‌​ ​ ‌​​‌​ ​ ​ ​ ​ ​ ​ ​ ​‍‌‍‌‍‍‌‌‍‌​​ ‌‌‍‌​​ ​‍‌‍​‍​ ​​​ ​‍​ ‍​​ ​‌​ ‌​​‍ ‌‌‍‌​‌‍​‌​ ‍‌​ ​ ​‍ ‌​ ‌​​ ​‌‌‍‌‍​ ​‍​‍ ‌​ ‍‌‌‍‌‌​ ​‍​ ​‌​‍ ‌‌‍​‌‌‍‌‌‌‍‌‍​ ‌‌​ ​‍‌‍​‌‌‍​ ​ ​‌​ ​‌​ ​ ​ ​‍​ ​​​‍‌‍‌ ‌​‌ ‍‌‌ ​​‌‍‌‌​ ‌‌‍ ​‌‍‌‌‌‍‌ ‌‍​‌‌‍ ​‌‌​​‌‍​‌‌‍‌ ‌‍‌‌​‍‌‍‌ ​​‌‍​‌‌ ‌​‌‍‍​​ ‌‌‍​ ‌‍ ‌‍ ‍‌ ‌​‌‍‌‌‌‍ ‍‌ ‌​​‍‌‌​ ‌‌‌​​‍‌‌ ‌‍‍ ‌‍‌‌‌ ‍‌​‍‌‌​ ​ ‌​‌​​‍‌‌​ ​ ‌​‌​​‍‌‌​ ​‍​ ​‍​ ‌​​ ‌‌‌‍​‌​ ‌‍‌‍‌‍​ ‍​​ ‌‍‌‍‌‌​ ​‍​ ​​‌‍​‌​ ‌​​‍‌‌​ ​‍​ ​‍​‍‌‌​ ‌‌‌​‌​​‍ ‍‌‍​ ‌‍‍​‌‍‍‌‌‍ ​‌‍‌​‌ ​‍‌‍‌‌‌‍ ‍​‍‌‌​ ‌‌‌​​‍‌‌ ‌‍‍ ‌‍‌‌‌ ‍‌​‍‌‌​ ​ ‌​‌​​‍‌‌​ ​ ‌​‌​​‍‌‌​ ​‍​ ​‍​ ​​‌‍‌​​ ‌‍​ ‌ ​ ‌‌​ ‌ ​ ‌ ‌‍​ ‌‍‌‍‌‍‌‍‌‍‌​​ ​​​‍‌‌​ ​‍​ ​‍​‍‌‌​ ‌‌‌​‌​​‍ ‍‌ ‌​‌‍‌‌‌ ‍​‌ ‌​​‍‌‍‌ ​​‌‍‌‌‌ ​‍‌ ​ ‌ ​​‌‍‌‌‌‍​ ‌ ‌​‌‍‍‌‌ ‌‍‌‍‌‌​ ‌‌ ​​‌ ‌‌‌‍​‍‌‍ ​‌‍‍‌‌ ​ ‌‍‍​‌‍‌‌‌‍‌​​‍​‍‌ ‌
Hebbes zal de Fooi overmaken aan de koeriers als deze direct
door Hebbes zijn ingeschakeld. Als een koerier niet via
Hebbes maar rechtstreeks door het Bedrijf wordt
ingeschakeld, maakt Hebbes de Fooi over naar het Bedrijf en
is het Bedrijf verplicht de Fooi aan de koerier uit te betalen.
Hebbes kan de overdracht van de Fooi van het Bedrijf naar de
koerier niet garanderen of hiervoor verantwoordelijk worden
gesteld. ​​​​‌ ‍ ​‍​‍‌‍ ‌ ​‍‌‍‍‌‌‍‌ ‌‍‍‌‌‍ ‍​‍​‍​ ‍‍​‍​‍‌ ​ ‌‍​‌‌‍ ‍‌‍‍‌‌ ‌​‌ ‍‌​‍ ‍‌‍‍‌‌‍ ​‍​‍​‍ ​​‍​‍‌‍‍​‌ ​‍‌‍‌‌‌‍‌‍​‍​‍​ ‍‍​‍​‍‌‍‍​‌ ‌​‌ ‌​‌ ​​​ ‍‍​‍ ​‍ ‌‍ ​‌‍ ‌‍​ ‌‍​‌‌‍ ​‌‍‍​‌‍ ‌ ​ ‌ ‌​​ ‍‍​ ​ ​ ​ ​ ​ ​ ​ ​‍ ‌‍‍‌‌‍ ‍‌ ‌​‌‍‌‌‌‍ ‍‌ ‌​​‍ ‌‍‌‌‌‍‌​‌‍‍‌‌ ‌​​‍ ‌‍ ‌‌‍ ‌‍‌​‌‍‌‌​ ‌‌ ​​‌ ​‍‌‍‌‌‌ ​ ‌‍‌‌‌‍ ‍‌ ‌​‌‍​‌‌ ‌​‌‍‍‌‌‍ ‌‍ ‍​ ‍ ‌‍‍‌‌‍‌​​ ‌‌‍‌​​ ​‍‌‍​‍​ ​​​ ​‍​ ‍​​ ​‌​ ‌​​‍ ‌‌‍‌​‌‍​‌​ ‍‌​ ​ ​‍ ‌​ ‌​​ ​‌‌‍‌‍​ ​‍​‍ ‌​ ‍‌‌‍‌‌​ ​‍​ ​‌​‍ ‌‌‍​‌‌‍‌‌‌‍‌‍​ ‌‌​ ​‍‌‍​‌‌‍​ ​ ​‌​ ​‌​ ​ ​ ​‍​ ​​​ ‍ ‌ ‌​‌ ‍‌‌ ​​‌‍‌‌​ ‌‌‍ ​‌‍‌‌‌‍‌ ‌‍​‌‌‍ ​‌‌​​‌‍​‌‌‍‌ ‌‍‌‌​ ‍ ‌ ​​‌‍​‌‌ ‌​‌‍‍​​ ‌‌‍​ ‌‍ ‌‍ ‍‌ ‌​‌‍‌‌‌‍ ‍‌ ‌​​‍‌‌​ ‌‌‌​​‍‌‌ ‌‍‍ ‌‍‌‌‌ ‍‌​‍‌‌​ ​ ‌​‌​​‍‌‌​ ​ ‌​‌​​‍‌‌​ ​‍​ ​‍‌‍​‍​ ‌ ​ ​‍​ ‍‌​ ​‌‌‍​‍‌‍‌​‌‍‌‍‌‍‌‍​ ‌‌‌‍​ ​ ‌‍​‍‌‌​ ​‍​ ​‍​‍‌‌​ ‌‌‌​‌​​‍ ‍‌‍​ ‌‍‍​‌‍‍‌‌‍ ​‌‍‌​‌ ​‍‌‍‌‌‌‍ ‍​‍‌‌​ ‌‌‌​​‍‌‌ ‌‍‍ ‌‍‌‌‌ ‍‌​‍‌‌​ ​ ‌​‌​​‍‌‌​ ​ ‌​‌​​‍‌‌​ ​‍​ ​‍​ ​​‌‍‌​​ ‌‍​ ‌ ​ ‌‌​ ‌ ​ ‌ ‌‍​ ‌‍‌‍‌‍‌‍‌‍‌​​ ​​​‍‌‌​ ​‍​ ​‍​‍‌‌​ ‌‌‌​‌​​‍ ‍‌ ‌​‌‍‌‌‌ ‍​‌ ‌​​ ‌‍​‍‌‍​‌‌ ​ ‌‍‌‌‌‌‌‌‌ ​‍‌‍ ​​ ‌‌‍‍​‌ ‌​‌ ‌​‌ ​​​‍‌‌​ ​ ‌​​‌​‍‌‌​ ​‍‌​‌‍​‍‌‌​ ​‍‌​‌‍‌‍ ​‌‍ ‌‍​ ‌‍​‌‌‍ ​‌‍‍​‌‍ ‌ ​ ‌ ‌​​‍‌‌​ ​ ‌​​‌​ ​ ​ ​ ​ ​ ​ ​ ​‍‌‍‌‍‍‌‌‍‌​​ ‌‌‍‌​​ ​‍‌‍​‍​ ​​​ ​‍​ ‍​​ ​‌​ ‌​​‍ ‌‌‍‌​‌‍​‌​ ‍‌​ ​ ​‍ ‌​ ‌​​ ​‌‌‍‌‍​ ​‍​‍ ‌​ ‍‌‌‍‌‌​ ​‍​ ​‌​‍ ‌‌‍​‌‌‍‌‌‌‍‌‍​ ‌‌​ ​‍‌‍​‌‌‍​ ​ ​‌​ ​‌​ ​ ​ ​‍​ ​​​‍‌‍‌ ‌​‌ ‍‌‌ ​​‌‍‌‌​ ‌‌‍ ​‌‍‌‌‌‍‌ ‌‍​‌‌‍ ​‌‌​​‌‍​‌‌‍‌ ‌‍‌‌​‍‌‍‌ ​​‌‍​‌‌ ‌​‌‍‍​​ ‌‌‍​ ‌‍ ‌‍ ‍‌ ‌​‌‍‌‌‌‍ ‍‌ ‌​​‍‌‌​ ‌‌‌​​‍‌‌ ‌‍‍ ‌‍‌‌‌ ‍‌​‍‌‌​ ​ ‌​‌​​‍‌‌​ ​ ‌​‌​​‍‌‌​ ​‍​ ​‍‌‍​‍​ ‌ ​ ​‍​ ‍‌​ ​‌‌‍​‍‌‍‌​‌‍‌‍‌‍‌‍​ ‌‌‌‍​ ​ ‌‍​‍‌‌​ ​‍​ ​‍​‍‌‌​ ‌‌‌​‌​​‍ ‍‌‍​ ‌‍‍​‌‍‍‌‌‍ ​‌‍‌​‌ ​‍‌‍‌‌‌‍ ‍​‍‌‌​ ‌‌‌​​‍‌‌ ‌‍‍ ‌‍‌‌‌ ‍‌​‍‌‌​ ​ ‌​‌​​‍‌‌​ ​ ‌​‌​​‍‌‌​ ​‍​ ​‍​ ​​‌‍‌​​ ‌‍​ ‌ ​ ‌‌​ ‌ ​ ‌ ‌‍​ ‌‍‌‍‌‍‌‍‌‍‌​​ ​​​‍‌‌​ ​‍​ ​‍​‍‌‌​ ‌‌‌​‌​​‍ ‍‌ ‌​‌‍‌‌‌ ‍​‌ ‌​​‍‌‍‌ ​​‌‍‌‌‌ ​‍‌ ​ ‌ ​​‌‍‌‌‌‍​ ‌ ‌​‌‍‍‌‌ ‌‍‌‍‌‌​ ‌‌ ​​‌ ‌‌‌‍​‍‌‍ ​‌‍‍‌‌ ​ ‌‍‍​‌‍‌‌‌‍‌​​‍​‍‌ ‌
Nadat de Klant een bevestiging van het betalen van de Fooi
heeft ontvangen, kan de Fooi niet meer worden terugbetaald
of geretourneerd.​​​​‌ ‍ ​‍​‍‌‍ ‌ ​‍‌‍‍‌‌‍‌ ‌‍‍‌‌‍ ‍​‍​‍​ ‍‍​‍​‍‌ ​ ‌‍​‌‌‍ ‍‌‍‍‌‌ ‌​‌ ‍‌​‍ ‍‌‍‍‌‌‍ ​‍​‍​‍ ​​‍​‍‌‍‍​‌ ​‍‌‍‌‌‌‍‌‍​‍​‍​ ‍‍​‍​‍‌‍‍​‌ ‌​‌ ‌​‌ ​​​ ‍‍​‍ ​‍ ‌‍ ​‌‍ ‌‍​ ‌‍​‌‌‍ ​‌‍‍​‌‍ ‌ ​ ‌ ‌​​ ‍‍​ ​ ​ ​ ​ ​ ​ ​ ​‍ ‌‍‍‌‌‍ ‍‌ ‌​‌‍‌‌‌‍ ‍‌ ‌​​‍ ‌‍‌‌‌‍‌​‌‍‍‌‌ ‌​​‍ ‌‍ ‌‌‍ ‌‍‌​‌‍‌‌​ ‌‌ ​​‌ ​‍‌‍‌‌‌ ​ ‌‍‌‌‌‍ ‍‌ ‌​‌‍​‌‌ ‌​‌‍‍‌‌‍ ‌‍ ‍​ ‍ ‌‍‍‌‌‍‌​​ ‌‌‍‌​​ ​‍‌‍​‍​ ​​​ ​‍​ ‍​​ ​‌​ ‌​​‍ ‌‌‍‌​‌‍​‌​ ‍‌​ ​ ​‍ ‌​ ‌​​ ​‌‌‍‌‍​ ​‍​‍ ‌​ ‍‌‌‍‌‌​ ​‍​ ​‌​‍ ‌‌‍​‌‌‍‌‌‌‍‌‍​ ‌‌​ ​‍‌‍​‌‌‍​ ​ ​‌​ ​‌​ ​ ​ ​‍​ ​​​ ‍ ‌ ‌​‌ ‍‌‌ ​​‌‍‌‌​ ‌‌‍ ​‌‍‌‌‌‍‌ ‌‍​‌‌‍ ​‌‌​​‌‍​‌‌‍‌ ‌‍‌‌​ ‍ ‌ ​​‌‍​‌‌ ‌​‌‍‍​​ ‌‌‍​ ‌‍ ‌‍ ‍‌ ‌​‌‍‌‌‌‍ ‍‌ ‌​​‍‌‌​ ‌‌‌​​‍‌‌ ‌‍‍ ‌‍‌‌‌ ‍‌​‍‌‌​ ​ ‌​‌​​‍‌‌​ ​ ‌​‌​​‍‌‌​ ​‍​ ​‍​ ​ ‌‍​ ‌‍​‌‌‍‌​‌‍‌‌‌‍‌‌​ ‌ ‌‍​‍‌‍​‍​ ‍‌​ ​‍​ ​​​‍‌‌​ ​‍​ ​‍​‍‌‌​ ‌‌‌​‌​​‍ ‍‌‍​ ‌‍‍​‌‍‍‌‌‍ ​‌‍‌​‌ ​‍‌‍‌‌‌‍ ‍​‍‌‌​ ‌‌‌​​‍‌‌ ‌‍‍ ‌‍‌‌‌ ‍‌​‍‌‌​ ​ ‌​‌​​‍‌‌​ ​ ‌​‌​​‍‌‌​ ​‍​ ​‍​ ​​‌‍‌​​ ‌‍​ ‌ ​ ‌‌​ ‌ ​ ‌ ‌‍​ ‌‍‌‍‌‍‌‍‌‍‌​​ ​​​‍‌‌​ ​‍​ ​‍​‍‌‌​ ‌‌‌​‌​​‍ ‍‌ ‌​‌‍‌‌‌ ‍​‌ ‌​​ ‌‍​‍‌‍​‌‌ ​ ‌‍‌‌‌‌‌‌‌ ​‍‌‍ ​​ ‌‌‍‍​‌ ‌​‌ ‌​‌ ​​​‍‌‌​ ​ ‌​​‌​‍‌‌​ ​‍‌​‌‍​‍‌‌​ ​‍‌​‌‍‌‍ ​‌‍ ‌‍​ ‌‍​‌‌‍ ​‌‍‍​‌‍ ‌ ​ ‌ ‌​​‍‌‌​ ​ ‌​​‌​ ​ ​ ​ ​ ​ ​ ​ ​‍‌‍‌‍‍‌‌‍‌​​ ‌‌‍‌​​ ​‍‌‍​‍​ ​​​ ​‍​ ‍​​ ​‌​ ‌​​‍ ‌‌‍‌​‌‍​‌​ ‍‌​ ​ ​‍ ‌​ ‌​​ ​‌‌‍‌‍​ ​‍​‍ ‌​ ‍‌‌‍‌‌​ ​‍​ ​‌​‍ ‌‌‍​‌‌‍‌‌‌‍‌‍​ ‌‌​ ​‍‌‍​‌‌‍​ ​ ​‌​ ​‌​ ​ ​ ​‍​ ​​​‍‌‍‌ ‌​‌ ‍‌‌ ​​‌‍‌‌​ ‌‌‍ ​‌‍‌‌‌‍‌ ‌‍​‌‌‍ ​‌‌​​‌‍​‌‌‍‌ ‌‍‌‌​‍‌‍‌ ​​‌‍​‌‌ ‌​‌‍‍​​ ‌‌‍​ ‌‍ ‌‍ ‍‌ ‌​‌‍‌‌‌‍ ‍‌ ‌​​‍‌‌​ ‌‌‌​​‍‌‌ ‌‍‍ ‌‍‌‌‌ ‍‌​‍‌‌​ ​ ‌​‌​​‍‌‌​ ​ ‌​‌​​‍‌‌​ ​‍​ ​‍​ ​ ‌‍​ ‌‍​‌‌‍‌​‌‍‌‌‌‍‌‌​ ‌ ‌‍​‍‌‍​‍​ ‍‌​ ​‍​ ​​​‍‌‌​ ​‍​ ​‍​‍‌‌​ ‌‌‌​‌​​‍ ‍‌‍​ ‌‍‍​‌‍‍‌‌‍ ​‌‍‌​‌ ​‍‌‍‌‌‌‍ ‍​‍‌‌​ ‌‌‌​​‍‌‌ ‌‍‍ ‌‍‌‌‌ ‍‌​‍‌‌​ ​ ‌​‌​​‍‌‌​ ​ ‌​‌​​‍‌‌​ ​‍​ ​‍​ ​​‌‍‌​​ ‌‍​ ‌ ​ ‌‌​ ‌ ​ ‌ ‌‍​ ‌‍‌‍‌‍‌‍‌‍‌​​ ​​​‍‌‌​ ​‍​ ​‍​‍‌‌​ ‌‌‌​‌​​‍ ‍‌ ‌​‌‍‌‌‌ ‍​‌ ‌​​‍‌‍‌ ​​‌‍‌‌‌ ​‍‌ ​ ‌ ​​‌‍‌‌‌‍​ ‌ ‌​‌‍‍‌‌ ‌‍‌‍‌‌​ ‌‌ ​​‌ ‌‌‌‍​‍‌‍ ​‌‍‍‌‌ ​ ‌‍‍​‌‍‌‌‌‍‌​​‍​‍‌ ‌
7. Betaling​​​​‌ ‍ ​‍​‍‌‍ ‌ ​‍‌‍‍‌‌‍‌ ‌‍‍‌‌‍ ‍​‍​‍​ ‍‍​‍​‍‌ ​ ‌‍​‌‌‍ ‍‌‍‍‌‌ ‌​‌ ‍‌​‍ ‍‌‍‍‌‌‍ ​‍​‍​‍ ​​‍​‍‌‍‍​‌ ​‍‌‍‌‌‌‍‌‍​‍​‍​ ‍‍​‍​‍‌‍‍​‌ ‌​‌ ‌​‌ ​​​ ‍‍​‍ ​‍ ‌‍ ​‌‍ ‌‍​ ‌‍​‌‌‍ ​‌‍‍​‌‍ ‌ ​ ‌ ‌​​ ‍‍​ ​ ​ ​ ​ ​ ​ ​ ​‍ ‌‍‍‌‌‍ ‍‌ ‌​‌‍‌‌‌‍ ‍‌ ‌​​‍ ‌‍‌‌‌‍‌​‌‍‍‌‌ ‌​​‍ ‌‍ ‌‌‍ ‌‍‌​‌‍‌‌​ ‌‌ ​​‌ ​‍‌‍‌‌‌ ​ ‌‍‌‌‌‍ ‍‌ ‌​‌‍​‌‌ ‌​‌‍‍‌‌‍ ‌‍ ‍​ ‍ ‌‍‍‌‌‍‌​​ ‌‌‍‌​​ ​‍‌‍​‍​ ​​​ ​‍​ ‍​​ ​‌​ ‌​​‍ ‌‌‍‌​‌‍​‌​ ‍‌​ ​ ​‍ ‌​ ‌​​ ​‌‌‍‌‍​ ​‍​‍ ‌​ ‍‌‌‍‌‌​ ​‍​ ​‌​‍ ‌‌‍​‌‌‍‌‌‌‍‌‍​ ‌‌​ ​‍‌‍​‌‌‍​ ​ ​‌​ ​‌​ ​ ​ ​‍​ ​​​ ‍ ‌ ‌​‌ ‍‌‌ ​​‌‍‌‌​ ‌‌‍ ​‌‍‌‌‌‍‌ ‌‍​‌‌‍ ​‌‌​​‌‍​‌‌‍‌ ‌‍‌‌​ ‍ ‌ ​​‌‍​‌‌ ‌​‌‍‍​​ ‌‌‍​ ‌‍ ‌‍ ‍‌ ‌​‌‍‌‌‌‍ ‍‌ ‌​​‍‌‌​ ‌‌‌​​‍‌‌ ‌‍‍ ‌‍‌‌‌ ‍‌​‍‌‌​ ​ ‌​‌​​‍‌‌​ ​ ‌​‌​​‍‌‌​ ​‍​ ​‍​ ​ ​ ‌‌​ ‍‌​ ‌ ‌‍‌‌​ ‌​​ ‍‌​ ‍‌​ ‌‍‌‍​‍​ ​​​ ​‌​‍‌‌​ ​‍​ ​‍​‍‌‌​ ‌‌‌​‌​​‍ ‍‌‍​ ‌‍‍​‌‍‍‌‌‍ ​‌‍‌​‌ ​‍‌‍‌‌‌‍ ‍​‍‌‌​ ‌‌‌​​‍‌‌ ‌‍‍ ‌‍‌‌‌ ‍‌​‍‌‌​ ​ ‌​‌​​‍‌‌​ ​ ‌​‌​​‍‌‌​ ​‍​ ​‍‌‍​‌​ ​ ‌‍​‍​ ‌‌​ ‌‍​ ‍​​ ‌‌​ ‌‌​ ‍‌​ ​‍​ ‌‌‌‍​ ​‍‌‌​ ​‍​ ​‍​‍‌‌​ ‌‌‌​‌​​‍ ‍‌ ‌​‌‍‌‌‌ ‍​‌ ‌​​ ‌‍​‍‌‍​‌‌ ​ ‌‍‌‌‌‌‌‌‌ ​‍‌‍ ​​ ‌‌‍‍​‌ ‌​‌ ‌​‌ ​​​‍‌‌​ ​ ‌​​‌​‍‌‌​ ​‍‌​‌‍​‍‌‌​ ​‍‌​‌‍‌‍ ​‌‍ ‌‍​ ‌‍​‌‌‍ ​‌‍‍​‌‍ ‌ ​ ‌ ‌​​‍‌‌​ ​ ‌​​‌​ ​ ​ ​ ​ ​ ​ ​ ​‍‌‍‌‍‍‌‌‍‌​​ ‌‌‍‌​​ ​‍‌‍​‍​ ​​​ ​‍​ ‍​​ ​‌​ ‌​​‍ ‌‌‍‌​‌‍​‌​ ‍‌​ ​ ​‍ ‌​ ‌​​ ​‌‌‍‌‍​ ​‍​‍ ‌​ ‍‌‌‍‌‌​ ​‍​ ​‌​‍ ‌‌‍​‌‌‍‌‌‌‍‌‍​ ‌‌​ ​‍‌‍​‌‌‍​ ​ ​‌​ ​‌​ ​ ​ ​‍​ ​​​‍‌‍‌ ‌​‌ ‍‌‌ ​​‌‍‌‌​ ‌‌‍ ​‌‍‌‌‌‍‌ ‌‍​‌‌‍ ​‌‌​​‌‍​‌‌‍‌ ‌‍‌‌​‍‌‍‌ ​​‌‍​‌‌ ‌​‌‍‍​​ ‌‌‍​ ‌‍ ‌‍ ‍‌ ‌​‌‍‌‌‌‍ ‍‌ ‌​​‍‌‌​ ‌‌‌​​‍‌‌ ‌‍‍ ‌‍‌‌‌ ‍‌​‍‌‌​ ​ ‌​‌​​‍‌‌​ ​ ‌​‌​​‍‌‌​ ​‍​ ​‍​ ​ ​ ‌‌​ ‍‌​ ‌ ‌‍‌‌​ ‌​​ ‍‌​ ‍‌​ ‌‍‌‍​‍​ ​​​ ​‌​‍‌‌​ ​‍​ ​‍​‍‌‌​ ‌‌‌​‌​​‍ ‍‌‍​ ‌‍‍​‌‍‍‌‌‍ ​‌‍‌​‌ ​‍‌‍‌‌‌‍ ‍​‍‌‌​ ‌‌‌​​‍‌‌ ‌‍‍ ‌‍‌‌‌ ‍‌​‍‌‌​ ​ ‌​‌​​‍‌‌​ ​ ‌​‌​​‍‌‌​ ​‍​ ​‍‌‍​‌​ ​ ‌‍​‍​ ‌‌​ ‌‍​ ‍​​ ‌‌​ ‌‌​ ‍‌​ ​‍​ ‌‌‌‍​ ​‍‌‌​ ​‍​ ​‍​‍‌‌​ ‌‌‌​‌​​‍ ‍‌ ‌​‌‍‌‌‌ ‍​‌ ‌​​‍‌‍‌ ​​‌‍‌‌‌ ​‍‌ ​ ‌ ​​‌‍‌‌‌‍​ ‌ ‌​‌‍‍‌‌ ‌‍‌‍‌‌​ ‌‌ ​​‌ ‌‌‌‍​‍‌‍ ​‌‍‍‌‌ ​ ‌‍‍​‌‍‌‌‌‍‌​​‍​‍‌ ‌